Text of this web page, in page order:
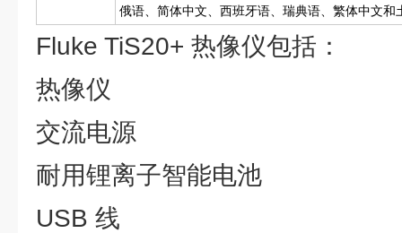
俄语、简体中文、西班牙语、瑞典语、繁体中文和
Fluke TiS20+ 热像仪包括：
热像仪
交流电源
耐用锂离子智能电池
USB 线